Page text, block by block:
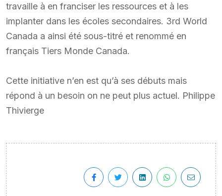
travaille à en franciser les ressources et à les
implanter dans les écoles secondaires. 3rd World
Canada a ainsi été sous-titré et renommé en
français Tiers Monde Canada.
Cette initiative n’en est qu’à ses débuts mais
répond à un besoin on ne peut plus actuel. Philippe
Thivierge